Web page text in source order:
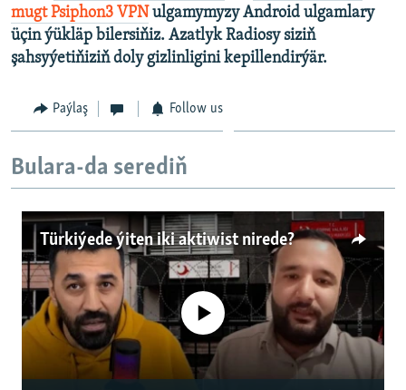
mugt Psiphon3 VPN ulgamymyzy Android ulgamlary
üçin ýükläp bilersiňiz. Azatlyk Radiosy siziň
şahsyýetiňiziň doly gizlinligini kepillendirýär.
Paýlaş Follow us
Bulara-da serediň
Türkiýede ýiten iki aktiwist nirede?
No media source currently available